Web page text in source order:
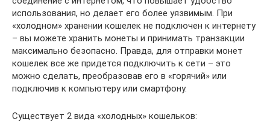
использования, но делает его более уязвимым. При
«холодном» хранении кошелек не подключен к интернету
– вы можете хранить монеты и принимать транзакции
максимально безопасно. Правда, для отправки монет
кошелек все же придется подключить к сети – это
можно сделать, преобразовав его в «горячий» или
подключив к компьютеру или смартфону.
Существует 2 вида «холодных» кошельков: